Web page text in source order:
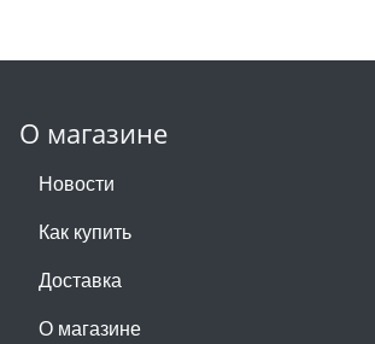
О магазине
Новости
Как купить
Доставка
О магазине